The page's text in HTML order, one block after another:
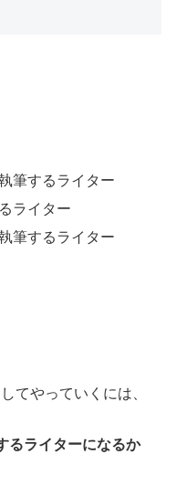
筆するライター
ライター
筆するライター
てやっていくには、
るライターになるか